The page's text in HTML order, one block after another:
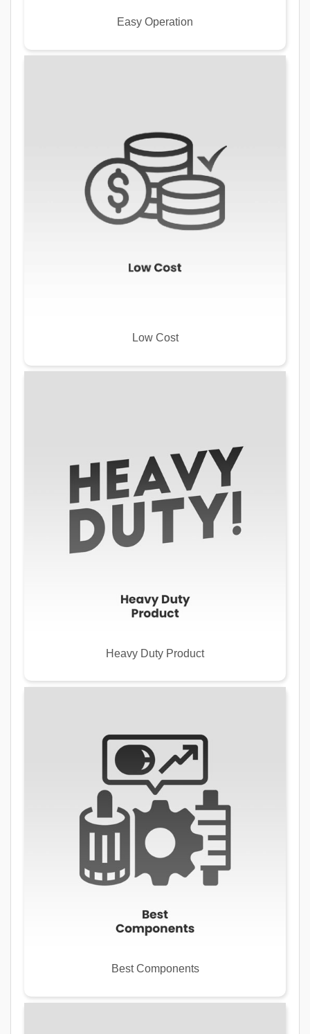
Easy Operation
Low Cost
Heavy Duty Product
Best Components